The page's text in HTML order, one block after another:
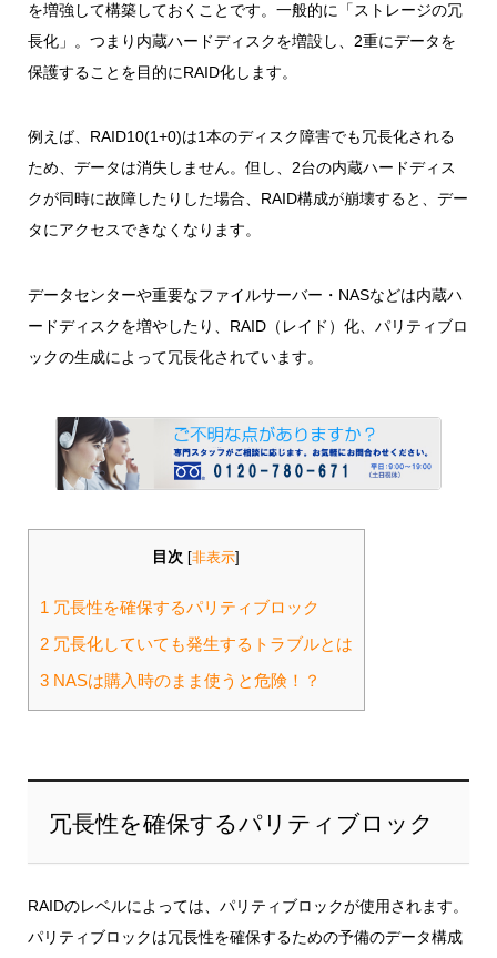
を増強して構築しておくことです。一般的に「ストレージの冗
長化」。つまり内蔵ハードディスクを増設し、2重にデータを
保護することを目的にRAID化します。
例えば、RAID10(1+0)は1本のディスク障害でも冗長化される
ため、データは消失しません。但し、2台の内蔵ハードディス
クが同時に故障したりした場合、RAID構成が崩壊すると、デー
タにアクセスできなくなります。
データセンターや重要なファイルサーバー・NASなどは内蔵ハ
ードディスクを増やしたり、RAID（レイド）化、パリティブロ
ックの生成によって冗長化されています。
目次 [非表示
1 冗長性を確保するパリティブロック
2冗長化していても発生するトラブルとは
3NASは購入時のまま使うと危険！？
冗長性を確保するパリティブロック
RAIDのレベルによっては、パリティブロックが使用されます。
パリティブロックは冗長性を確保するための予備のデータ構成